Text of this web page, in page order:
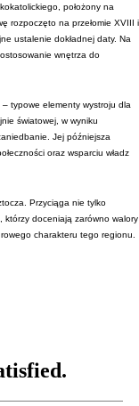
położony na
rozpoczęto na przełomie XVIII i
ustalenie dokładnej daty. Na
wnętrza do
typowe elementy wystroju dla
światowej, w wyniku
Jej późniejsza
oraz wsparciu władz
Przyciąga nie tylko
którzy doceniają zarówno walory
charakteru tego regionu.